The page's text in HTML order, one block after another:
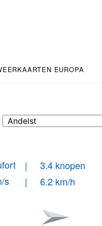
EUROPA
| 3.4 knopen
s
| 6.2 km/h